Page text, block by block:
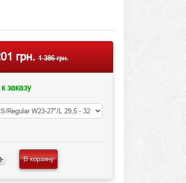
грн. 1 386 грн.
заказу
В корзину